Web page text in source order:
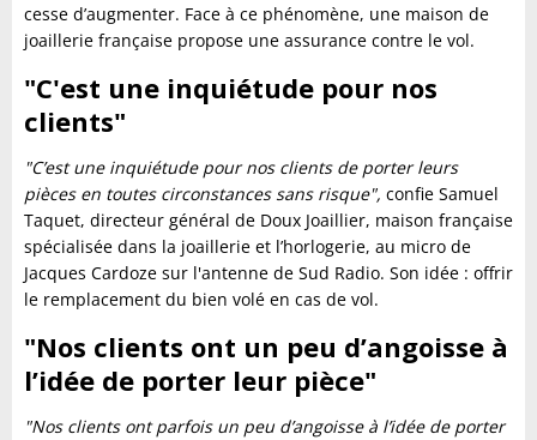
cesse d’augmenter. Face à ce phénomène, une maison de
joaillerie française propose une assurance contre le vol.
"C'est une inquiétude pour nos
clients"
"C’est une inquiétude pour nos clients de porter leurs
pièces en toutes circonstances sans risque", confie Samuel
Taquet, directeur général de Doux Joaillier, maison française
spécialisée dans la joaillerie et l’horlogerie, au micro de
Jacques Cardoze sur l'antenne de Sud Radio. Son idée : offrir
le remplacement du bien volé en cas de vol.
"Nos clients ont un peu d’angoisse à
l’idée de porter leur pièce"
"Nos clients ont parfois un peu d’angoisse à l’idée de porter